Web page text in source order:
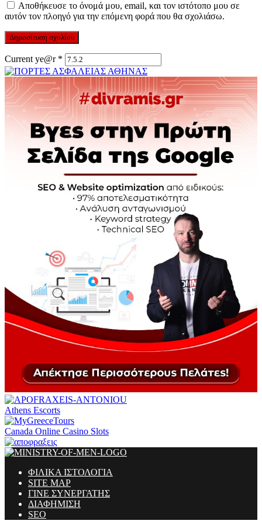
Αποθήκευσε το όνομά μου, email, και τον ιστότοπο μου σε
αυτόν τον πλοηγό για την επόμενη φορά που θα σχολιάσω.
Current ye@r *
Athens Escorts
Canada Online Casino Slots
ΦΙΛΙΚΑ ΙΣΤΟΛΟΓΙΑ
SITE MAP
ΓΙΝΕ ΣΥΝΕΡΓΑΤΗΣ
ΔΙΑΦΗΜΙΣΗ
SEO